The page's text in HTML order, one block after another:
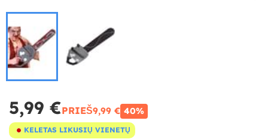
5,99 €PRIEŠ9,99 € 40%
KELETAS LIKUSIŲ VIENETŲ